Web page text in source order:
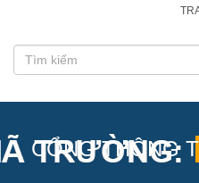
CỔNG THÔNG